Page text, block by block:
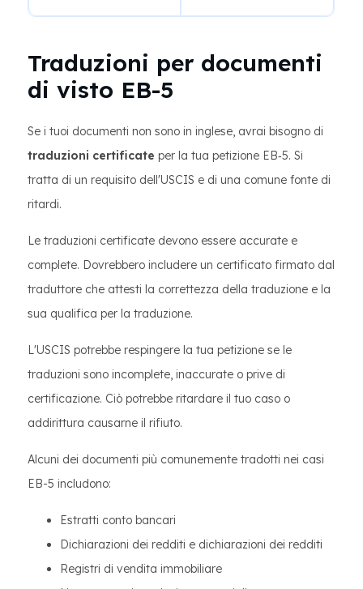
Traduzioni per documenti
di visto EB-5
Se i tuoi documenti non sono in inglese, avrai bisogno di
traduzioni certificate per la tua petizione EB‑5. Si
tratta di un requisito dell'USCIS e di una comune fonte di
ritardi.
Le traduzioni certificate devono essere accurate e
complete. Dovrebbero includere un certificato firmato dal
traduttore che attesti la correttezza della traduzione e la
sua qualifica per la traduzione.
L'USCIS potrebbe respingere la tua petizione se le
traduzioni sono incomplete, inaccurate o prive di
certificazione. Ciò potrebbe ritardare il tuo caso o
addirittura causarne il rifiuto.
Alcuni dei documenti più comunemente tradotti nei casi
EB-5 includono:
Estratti conto bancari
Dichiarazioni dei redditi e dichiarazioni dei redditi
Registri di vendita immobiliare